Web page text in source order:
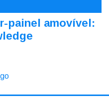
painel amovível: